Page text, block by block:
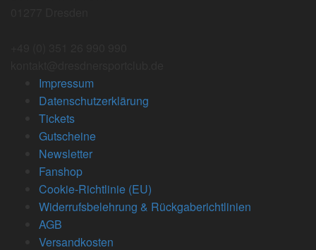
Impressum
Datenschutzerklärung
Tickets
Gutscheine
Newsletter
Fanshop
Cookie-Richtlinie (EU)
Widerrufsbelehrung & Rückgaberichtlinien
AGB
Versandkosten